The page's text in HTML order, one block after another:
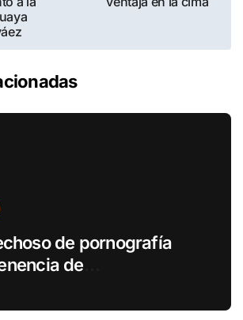
de pornografía
de
en Fernando de la